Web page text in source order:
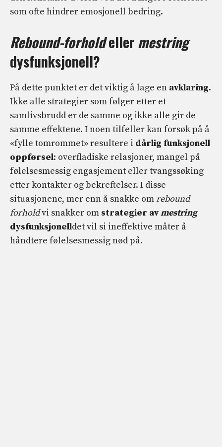
som ofte hindrer emosjonell bedring.
Rebound-forholdellermestring
dysfunksjonell?
På dette punktet er det viktig å lage en avklaring.
Ikke alle strategier som følger etter et
samlivsbrudd er de samme og ikke alle gir de
samme effektene. I noen tilfeller kan forsøk på å
«fylle tomrommet» resultere i dårlig funksjonell
oppførsel: overfladiske relasjoner, mangel på
følelsesmessig engasjement eller tvangssøking
etter kontakter og bekreftelser. I disse
situasjonene, mer enn å snakke omrebound
forholdvi snakker om strategier avmestring
dysfunksjonelldet vil si ineffektive måter å
håndtere følelsesmessig nød på.